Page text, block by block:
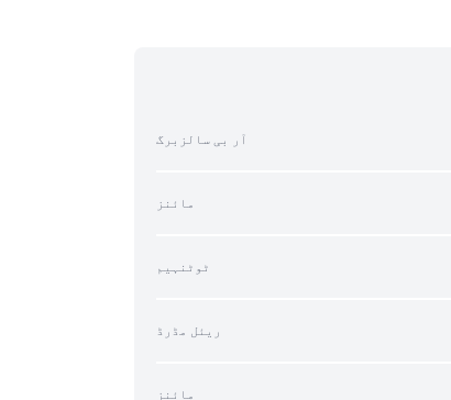
آر بی سالزبرگ
مائنز
ٹوٹنہیم
ریئل مڈرڈ
مائنز